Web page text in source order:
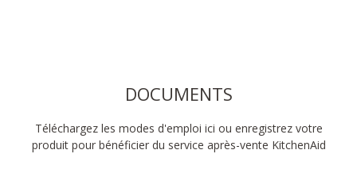
DOCUMENTS
Téléchargez les modes d'emploi ici ou enregistrez votre
produit pour bénéficier du service après-vente KitchenAid